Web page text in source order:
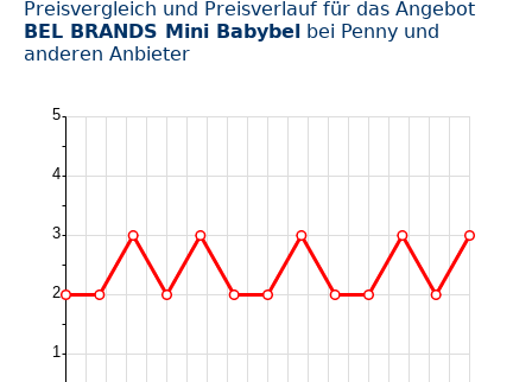
Preisvergleich und Preisverlauf für das Angebot
BEL BRANDS Mini Babybel
bei Penny und
anderen Anbieter